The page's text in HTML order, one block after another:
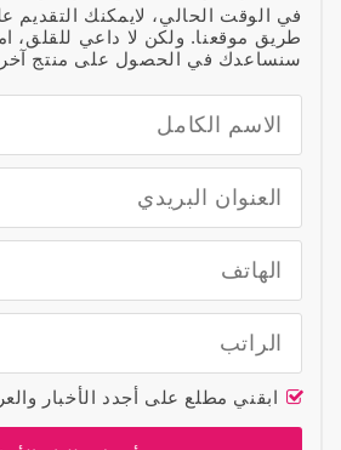
في الوقت الحالي، لايمكنك التقديم
طريق موقعنا. ولكن لا داعي للقلق،
سنساعدك في الحصول على منتج آخر
ابقني مطلع على أجدد الأخبار